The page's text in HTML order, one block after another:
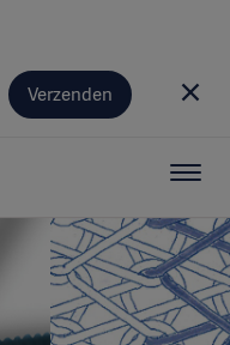
Verzenden